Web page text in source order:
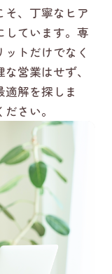
、丁寧なヒア
しています。専
トだけでなく
営業はせず、
解を探しま
さい。